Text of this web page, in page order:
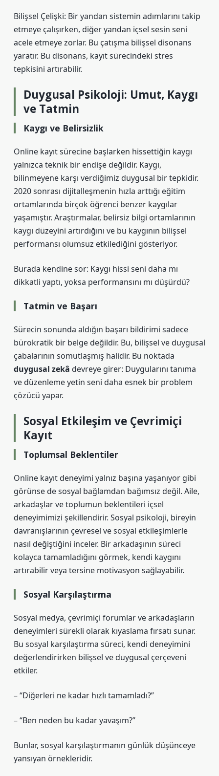
Bilişsel Çelişki: Bir yandan sistemin adımlarını takip
etmeye çalışırken, diğer yandan içsel sesin seni
acele etmeye zorlar. Bu çatışma bilişsel disonans
yaratır. Bu disonans, kayıt sürecindeki stres
tepkisini artırabilir.
Duygusal Psikoloji: Umut, Kaygı
ve Tatmin
Kaygı ve Belirsizlik
Online kayıt sürecine başlarken hissettiğin kaygı
yalnızca teknik bir endişe değildir. Kaygı,
bilinmeyene karşı verdiğimiz duygusal bir tepkidir.
2020 sonrası dijitalleşmenin hızla arttığı eğitim
ortamlarında birçok öğrenci benzer kaygılar
yaşamıştır. Araştırmalar, belirsiz bilgi ortamlarının
kaygı düzeyini artırdığını ve bu kaygının bilişsel
performansı olumsuz etkilediğini gösteriyor.
Burada kendine sor: Kaygı hissi seni daha mı
dikkatli yaptı, yoksa performansını mı düşürdü?
Tatmin ve Başarı
Sürecin sonunda aldığın başarı bildirimi sadece
bürokratik bir belge değildir. Bu, bilişsel ve duygusal
çabalarının somutlaşmış halidir. Bu noktada
duygusal zekâ devreye girer: Duygularını tanıma
ve düzenleme yetin seni daha esnek bir problem
çözücü yapar.
Sosyal Etkileşim ve Çevrimiçi
Kayıt
Toplumsal Beklentiler
Online kayıt deneyimi yalnız başına yaşanıyor gibi
görünse de sosyal bağlamdan bağımsız değil. Aile,
arkadaşlar ve toplumun beklentileri içsel
deneyimimizi şekillendirir. Sosyal psikoloji, bireyin
davranışlarının çevresel ve sosyal etkileşimlerle
nasıl değiştiğini inceler. Bir arkadaşının süreci
kolayca tamamladığını görmek, kendi kaygını
artırabilir veya tersine motivasyon sağlayabilir.
Sosyal Karşılaştırma
Sosyal medya, çevrimiçi forumlar ve arkadaşların
deneyimleri sürekli olarak kıyaslama fırsatı sunar.
Bu sosyal karşılaştırma süreci, kendi deneyimini
değerlendirirken bilişsel ve duygusal çerçeveni
etkiler.
– “Diğerleri ne kadar hızlı tamamladı?”
– “Ben neden bu kadar yavaşım?”
Bunlar, sosyal karşılaştırmanın günlük düşünceye
yansıyan örnekleridir.